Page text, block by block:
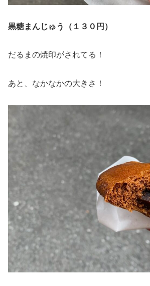
黒糖まんじゅう（１３０円）
だるまの焼印がされてる！
あと、なかなかの大きさ！